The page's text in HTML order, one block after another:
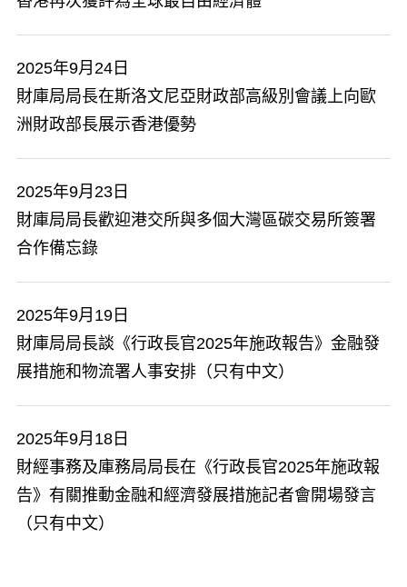
2025年9月24日
財庫局局長在斯洛文尼亞財政部高級別會議上向歐
洲財政部長展示香港優勢
2025年9月23日
​財庫局局長歡迎港交所與多個大灣區碳交易所簽署
合作備忘錄
2025年9月19日
財庫局局長談《行政長官2025年施政報告》金融發
展措施和物流署人事安排（只有中文）
2025年9月18日
財經事務及庫務局局長在《行政長官2025年施政報
告》有關推動金融和經濟發展措施記者會開場發言
（只有中文）